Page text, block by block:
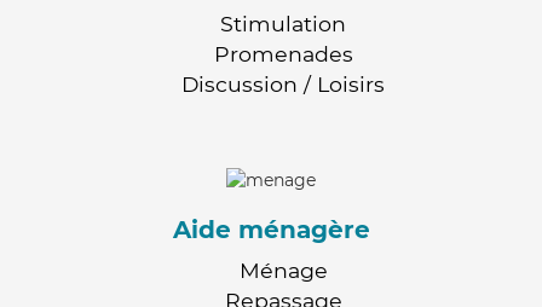
Stimulation
Promenades
Discussion / Loisirs
Aide ménagère
Ménage
Repassage